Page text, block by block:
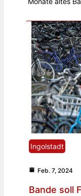
Ingolstadt
Feb. 7, 2024
Bande soll